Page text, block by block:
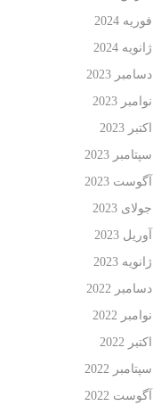
فوریه 2024
ژانویه 2024
دسامبر 2023
نوامبر 2023
اکتبر 2023
سپتامبر 2023
آگوست 2023
جولای 2023
آوریل 2023
ژانویه 2023
دسامبر 2022
نوامبر 2022
اکتبر 2022
سپتامبر 2022
آگوست 2022